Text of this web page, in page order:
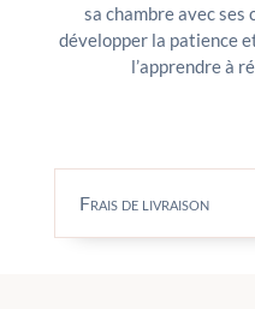
sa chambre avec ses
développer la patience
l’apprendre à
Frais de livraison